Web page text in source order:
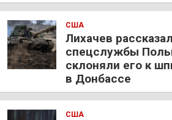
США
Лихачев
спецслужбы
склоняли его к
в Донбассе
США